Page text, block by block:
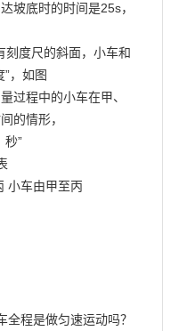
坡底时的时间是25s，
刻度尺的斜面，小车和
，如图
过程中的小车在甲、
的情形，
秒”
小车由甲至丙
全程是做匀速运动吗？